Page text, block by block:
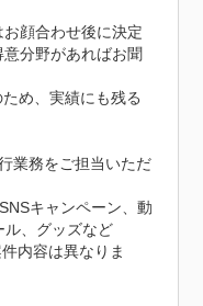
顔合わせ後に決定
分野があればお聞
め、実績にも残る
業務をご担当いただ
キャンペーン、動
ル、グッズなど
内容は異なりま